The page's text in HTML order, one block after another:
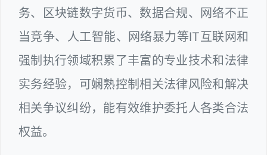
务、区块链数字货币、数据合规、网络不正
当竞争、人工智能、网络暴力等IT互联网和
强制执行领域积累了丰富的专业技术和法律
实务经验，可娴熟控制相关法律风险和解决
相关争议纠纷，能有效维护委托人各类合法
权益。